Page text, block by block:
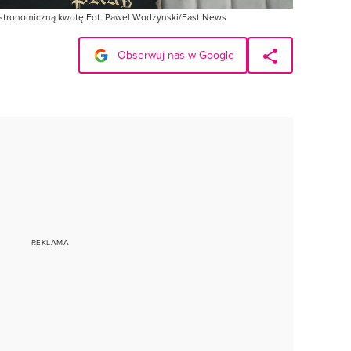
kwotę Fot. Pawel Wodzynski/East News
Obserwuj nas w Google